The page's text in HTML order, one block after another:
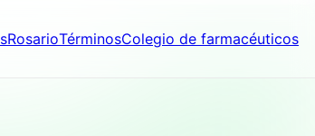
RosarioTérminosColegio de farmacéuticos